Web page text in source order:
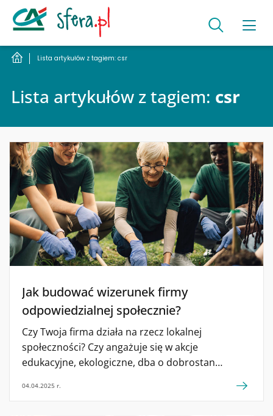
Lista artykułów z tagiem: csr
Lista artykułów z tagiem: csr
Jak budować wizerunek firmy
odpowiedzialnej społecznie?
Czy Twoja firma działa na rzecz lokalnej
społeczności? Czy angażuje się w akcje
edukacyjne, ekologiczne, dba o dobrostan
działalności CSR (Corporate Social Responsibility),
04.04.2025 r.